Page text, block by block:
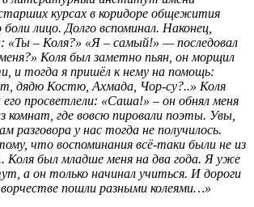
курсах в коридоре общежития
боли лицо. Долго вспоминал. Наконец,
«Ты – Коля?» «Я – самый!» — последовал
Коля был заметно пьян, он морщил
и тогда я пришёл к нему на помощь:
дядю Костю, Ахмада, Чор-су?..» Коля
его просветлели: «Саша!» – он обнял меня
комнат, где вовсю пировали поэты. Увы,
разговора у нас тогда не получилось.
что воспоминания всё-таки были не из
Коля был младше меня на два года. Я уже
а он только начинал учиться. И дороги
пошли разными колеями…»